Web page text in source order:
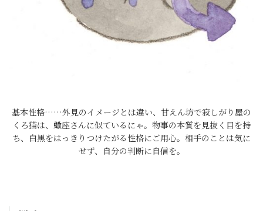
基本性格……外見のイメージとは違い、甘えん坊で寂しがり屋の
くろ猫は、蠍座さんに似ているにゃ。物事の本質を見抜く目を持
ち、白黒をはっきりつけたがる性格にご用心。相手のことは気に
せず、自分の判断に自信を。